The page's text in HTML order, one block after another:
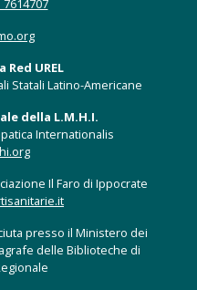
7614707
UREL
Statali Latino-Americane
della L.M.H.I.
Internationalis
Il Faro di Ippocrate
presso il Ministero dei
delle Biblioteche di